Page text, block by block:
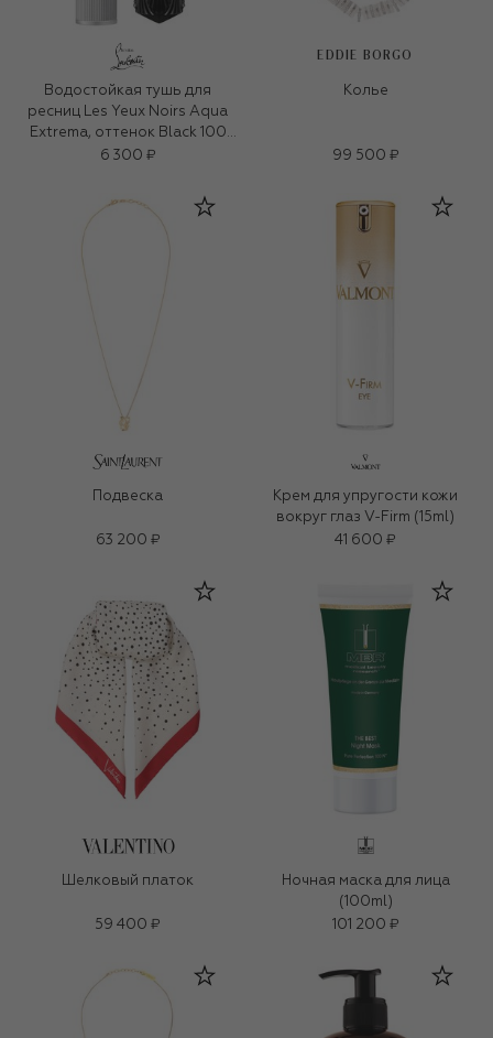
Водостойкая тушь для
ресниц Les Yeux Noirs Aqua
Extrema, оттенок Black 100
(7ml)
6 300 ₽
EDDIE BORGO
Колье
99 500 ₽
Подвеска
63 200 ₽
Крем для упругости кожи
вокруг глаз V-Firm (15ml)
41 600 ₽
Шелковый платок
59 400 ₽
Ночная маска для лица
(100ml)
101 200 ₽